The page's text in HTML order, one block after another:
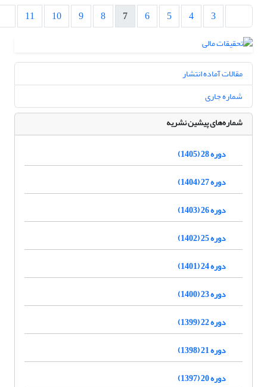
3
4
5
6
7
8
9
10
11
مقالات آماده انتشار
شماره جاری
شماره‌های پیشین نشریه
دوره 28 (1405)
دوره 27 (1404)
دوره 26 (1403)
دوره 25 (1402)
دوره 24 (1401)
دوره 23 (1400)
دوره 22 (1399)
دوره 21 (1398)
دوره 20 (1397)